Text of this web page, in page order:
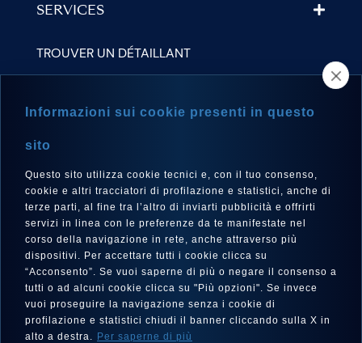
SERVICES
TROUVER UN DÉTAILLANT
Français
SUIVEZ-NOUS SUR
Informazioni sui cookie presenti in questo
sito
Questo sito utilizza cookie tecnici e, con il tuo consenso,
cookie e altri tracciatori di profilazione e statistici, anche di
terze parti, al fine tra l’altro di inviarti pubblicità e offrirti
servizi in linea con le preferenze da te manifestate nel
corso della navigazione in rete, anche attraverso più
dispositivi. Per accettare tutti i cookie clicca su
“Acconsento”. Se vuoi saperne di più o negare il consenso a
tutti o ad alcuni cookie clicca su "Più opzioni". Se invece
vuoi proseguire la navigazione senza i cookie di
profilazione e statistici chiudi il banner cliccando sulla X in
alto a destra. Per saperne di più